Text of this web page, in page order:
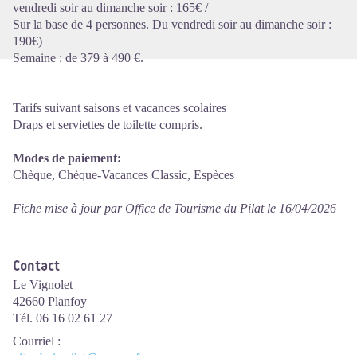
vendredi soir au dimanche soir : 165€ /
Sur la base de 4 personnes. Du vendredi soir au dimanche soir :
190€)
Semaine : de 379 à 490 €.
Tarifs suivant saisons et vacances scolaires
Draps et serviettes de toilette compris.
Modes de paiement:
Chèque, Chèque-Vacances Classic, Espèces
Fiche mise à jour par Office de Tourisme du Pilat le 16/04/2026
Contact
Le Vignolet
42660 Planfoy
Tél. 06 16 02 61 27
Courriel :